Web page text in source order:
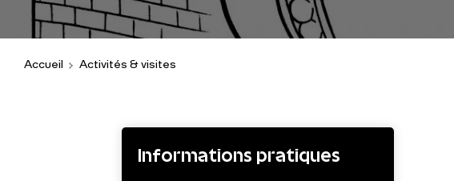
Accueil Activités & visites
Informations pratiques